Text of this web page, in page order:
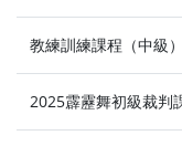
教練訓練課程（中級
2025霹靂舞初級裁判